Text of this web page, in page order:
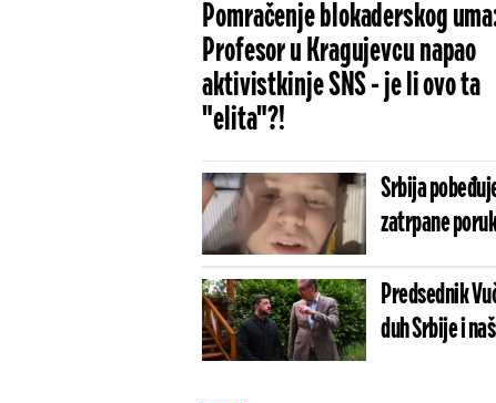
Pomračenje blokaderskog
Profesor u Kragujevcu napao
aktivistkinje SNS - je li ovo ta
"elita"?!
Srbija
zatrpane
Predsednik
duh Srbije i